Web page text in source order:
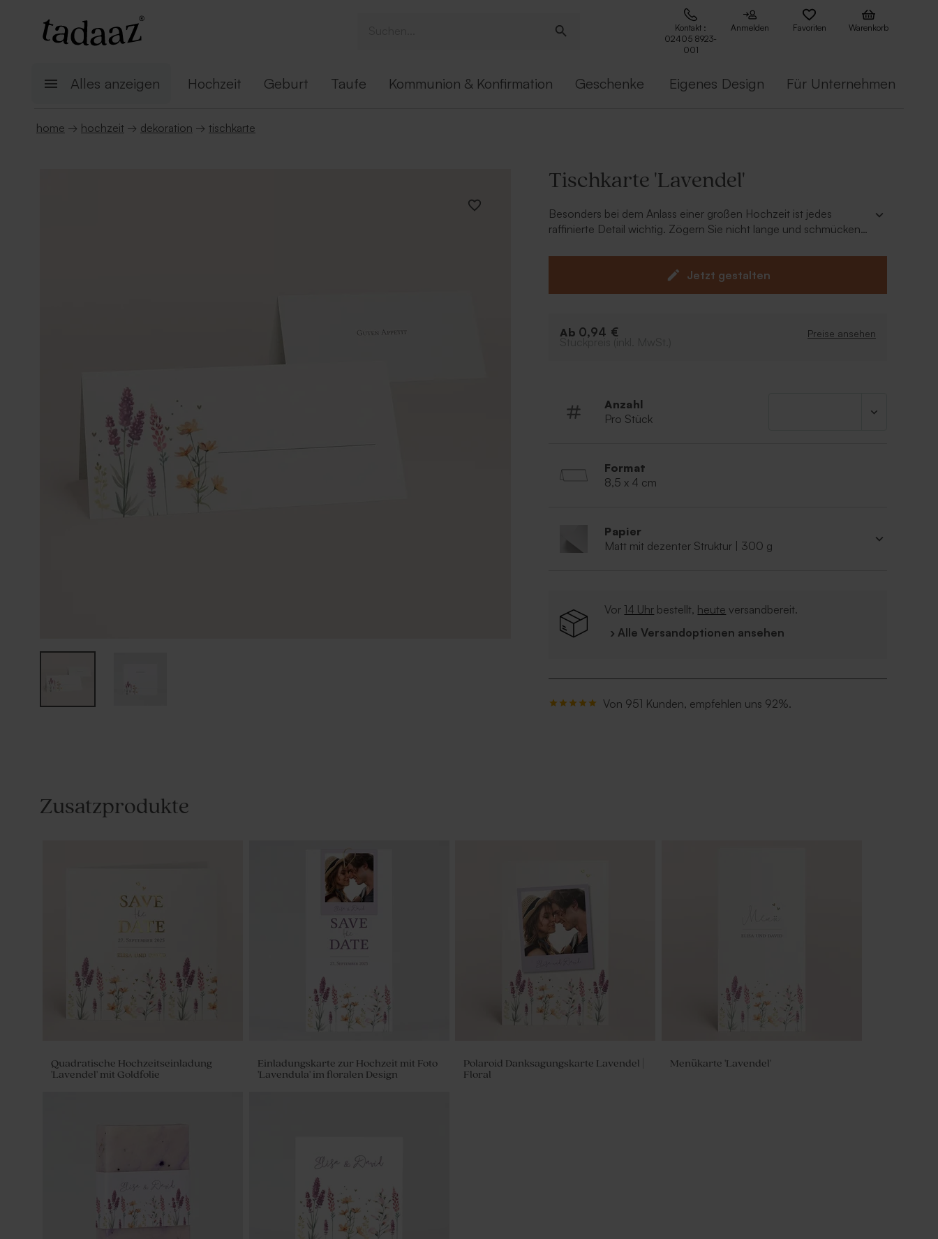
Kontakt :
02405 8923-
001
Anmelden Favoriten Warenkorb
Alles anzeigen Hochzeit Geburt Taufe Kommunion & Konfirmation Geschenke Eigenes Design Für Unternehmen
home → hochzeit → dekoration → tischkarte
Tischkarte 'Lavendel'
Besonders bei dem Anlass einer großen Hochzeit ist jedes
raffinierte Detail wichtig. Zögern Sie nicht lange und schmücken
mediterranem Flair passend zurMenükarte. Schreiben Sie auf
Namen der Hochzeitsgäste. So wissen diese
genau wo sie sitzen dürfen.
Jetzt gestalten
Ab 0,94 € Preise ansehen
Anzahl
Pro Stück
Format
8,5 x 4 cm
Papier
Matt mit dezenter Struktur | 300 g
Vor 14 Uhr bestellt, heute versandbereit.
› Alle Versandoptionen ansehen
Von 951 Kunden, empfehlen uns 92%.
Zusatzprodukte
Quadratische Hochzeitseinladung
'Lavendel' mit Goldfolie
Einladungskarte zur Hochzeit mit Foto
'Lavendula' im floralen Design
Polaroid Danksagungskarte Lavendel |
Floral
Menükarte 'Lavendel'